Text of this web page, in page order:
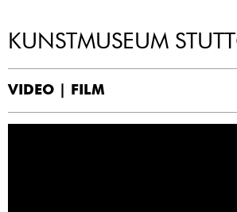
KUNSTMUSEUM
VIDEO | FILM